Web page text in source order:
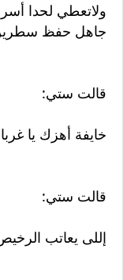
ولاتعطي لحدا
جاهل حفظ
قالت ستي:
خايفة أهزك يا
قالت ستي:
إللى يعاتب